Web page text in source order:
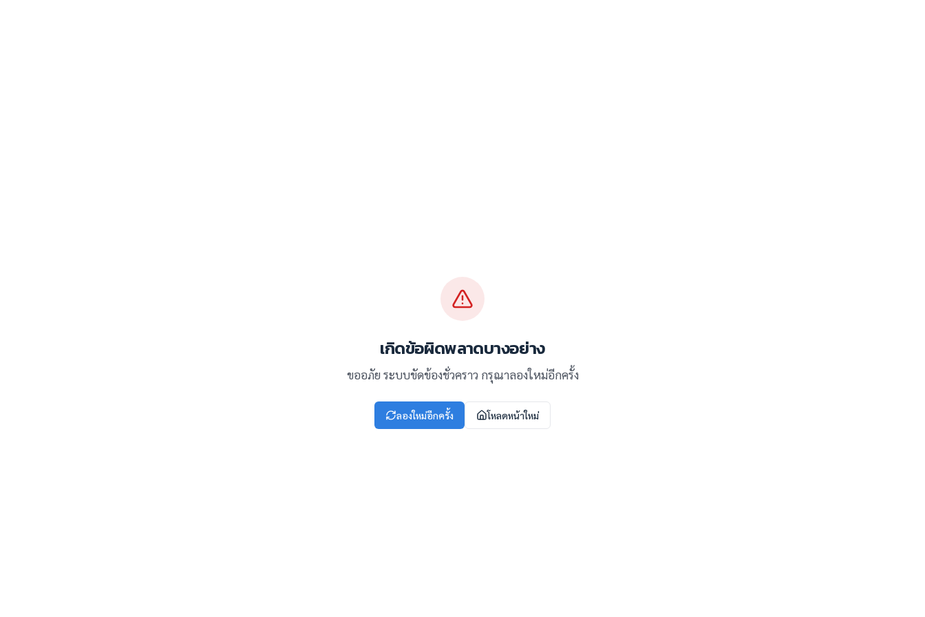
เกิดข้อผิดพลาดบางอย่าง
ขออภัย ระบบขัดข้องชั่วคราว กรุณาลองใหม่อีกครั้ง
ลองใหม่อีกครั้ง โหลดหน้าใหม่